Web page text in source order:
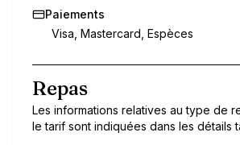
Paiements
Visa, Mastercard, Espèces
Repas
Les informations relatives au type de
le tarif sont indiquées dans les détails